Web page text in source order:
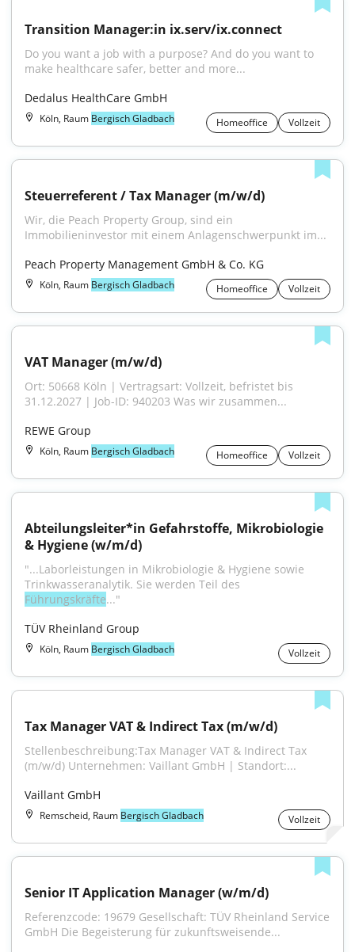
Transition Manager:in ix.serv/ix.connect
Do you want a job with a purpose? And do you want to
make healthcare safer, better and more...
Dedalus HealthCare GmbH
Köln, Raum Bergisch Gladbach Homeoffice Vollzeit
Steuerreferent / Tax Manager (m/w/d)
Wir, die Peach Property Group, sind ein
Immobilieninvestor mit einem Anlagenschwerpunkt im...
Peach Property Management GmbH & Co. KG
Köln, Raum Bergisch Gladbach Homeoffice Vollzeit
VAT Manager (m/w/d)
Ort: 50668 Köln | Vertragsart: Vollzeit, befristet bis
31.12.2027 | Job-ID: 940203 Was wir zusammen...
REWE Group
Köln, Raum Bergisch Gladbach Homeoffice Vollzeit
Abteilungsleiter*in Gefahrstoffe, Mikrobiologie
& Hygiene (w/m/d)
"...Laborleistungen in Mikrobiologie & Hygiene sowie
Führungskräfte..."
TÜV Rheinland Group
Köln, Raum Bergisch Gladbach Vollzeit
Tax Manager VAT & Indirect Tax (m/w/d)
Stellenbeschreibung:Tax Manager VAT & Indirect Tax
(m/w/d) Unternehmen: Vaillant GmbH | Standort:...
Vaillant GmbH
Remscheid, Raum Bergisch Gladbach Vollzeit
Senior IT Application Manager (w/m/d)
Referenzcode: 19679 Gesellschaft: TÜV Rheinland Service
GmbH Die Begeisterung für zukunftsweisende...